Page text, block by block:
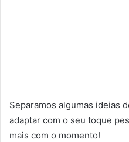
Separamos algumas ideias
adaptar com o seu toque
mais com o momento!